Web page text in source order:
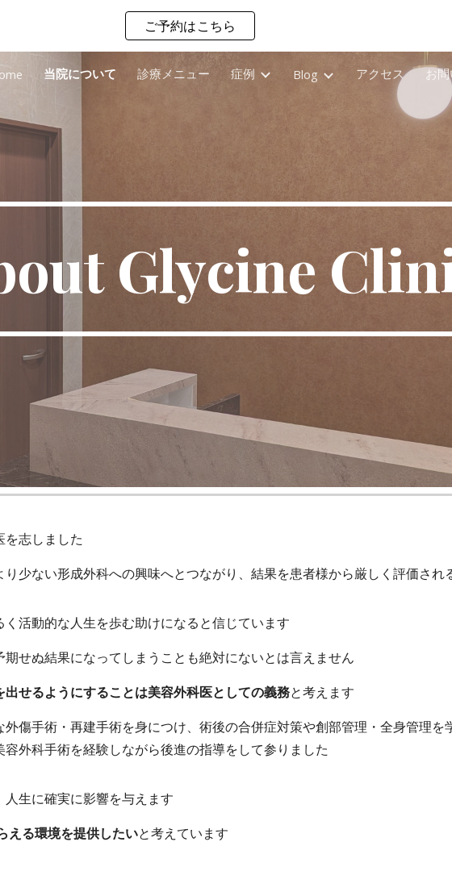
ご予約はこちら
当院について 診療メニュー 症例 Blog アクセス お
Glycine
志しました
少ない形成外科への興味へとつながり、結果を患者様から厳しく評価され
活動的な人生を歩む助けになると信じています
せぬ結果になってしまうことも絶対にないとは言えません
せるようにすることは美容外科医としての義務と考えます
傷手術・再建手術を身につけ、術後の合併症対策や創部管理・全身管理を
外科手術を経験しながら後進の指導をして参りました
生に確実に影響を与えます
える環境を提供したいと考えています